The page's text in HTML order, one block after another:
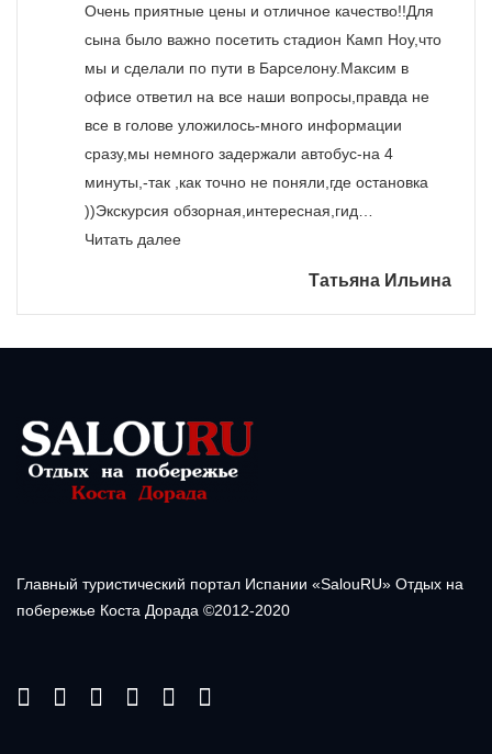
Очень приятные цены и отличное качество!!Для
сына было важно посетить стадион Камп Ноу,что
мы и сделали по пути в Барселону.Максим в
офисе ответил на все наши вопросы,правда не
все в голове уложилось-много информации
сразу,мы немного задержали автобус-на 4
минуты,-так ,как точно не поняли,где остановка
))Экскурсия обзорная,интересная,гид…
Читать далее«»
Татьяна Ильина
Главный туристический портал Испании «SalouRU» Отдых на
побережье Коста Дорада ©2012-2020